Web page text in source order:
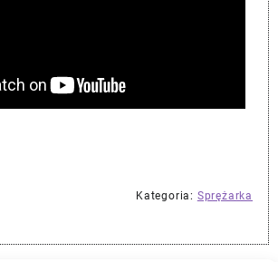
Kategoria: Sprężarka